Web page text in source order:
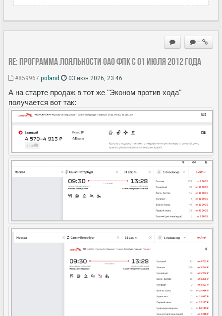
+
Re: Программа лояльности ОАО ФПК с 01 июля 2012 года
#859967 poland 03 июн 2026, 23:46
А на старте продаж в тот же "Эконом против хода"
получается вот так: